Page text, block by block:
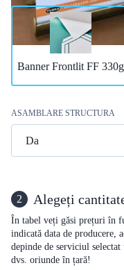
Banner Frontlit FF 330g
ASAMBLARE STRUCTURA
2 Alegeți
În tabel veți găsi prețuri în
indicată data de producere,
depinde de serviciul
dvs. oriunde în țară!